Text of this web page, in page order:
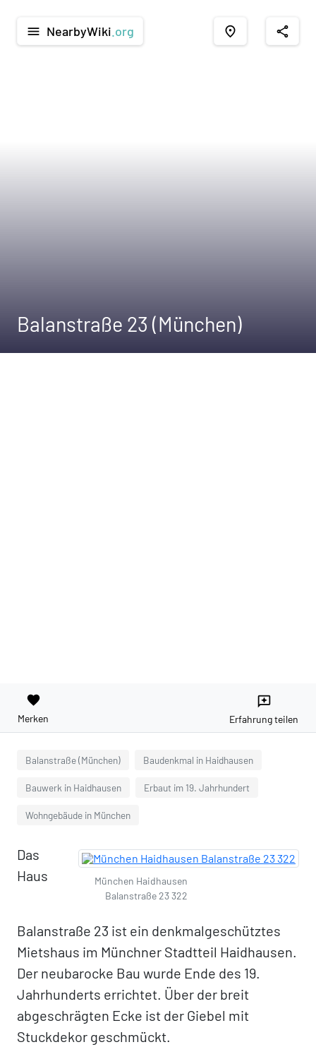
menu NearbyWiki .org place share
Balanstraße 23 (München)
favorite
Merken
reviews
Erfahrung teilen
Balanstraße (München) Baudenkmal in Haidhausen
Bauwerk in Haidhausen Erbaut im 19. Jahrhundert
Wohngebäude in München
München Haidhausen
Balanstraße 23 322
Das
Haus
Balanstraße 23 ist ein denkmalgeschütztes
Mietshaus im Münchner Stadtteil Haidhausen.
Der neubarocke Bau wurde Ende des 19.
Jahrhunderts errichtet. Über der breit
abgeschrägten Ecke ist der Giebel mit
Stuckdekor geschmückt.